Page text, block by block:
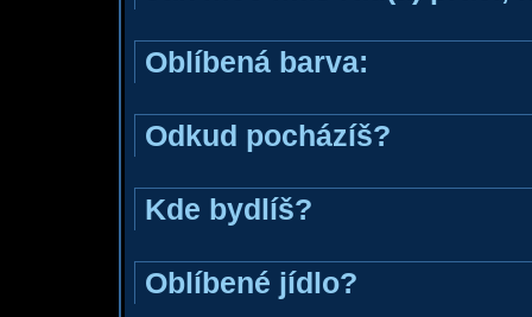
Oblíbená barva:
Odkud pocházíš?
Kde bydlíš?
Oblíbené jídlo?